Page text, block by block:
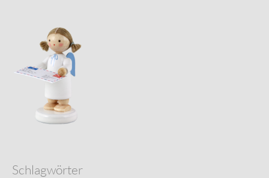
Schlagwörter